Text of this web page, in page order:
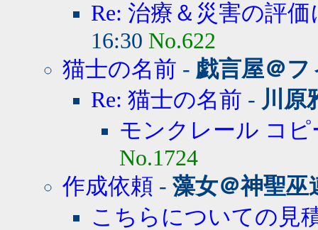
Re: 治療＆災害の評
16:30 No.622
猫士の名前 - 戯言屋＠
Re: 猫士の名前 - 川原
モンクレール コ
No.1724
作成依頼 - 藻女＠神聖巫
こちらについての見